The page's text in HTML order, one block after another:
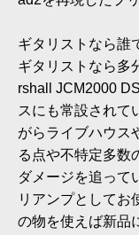
ギタリストなら誰
ギタリストなら多
rshall JCM2000
スにも常設されて
がらライブハウス
る点や不特定多数
ダメージを追って
リアンプとしてお
の物を使えば新品